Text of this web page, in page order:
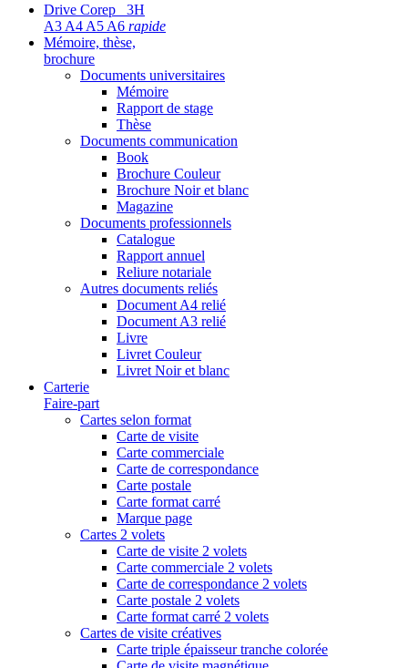
Drive Corep 3H
A3 A4 A5 A6 rapide
Mémoire, thèse,
brochure
Documents universitaires
Mémoire
Rapport de stage
Thèse
Documents communication
Book
Brochure Couleur
Brochure Noir et blanc
Magazine
Documents professionnels
Catalogue
Rapport annuel
Reliure notariale
Autres documents reliés
Document A4 relié
Document A3 relié
Livre
Livret Couleur
Livret Noir et blanc
Carterie
Faire-part
Cartes selon format
Carte de visite
Carte commerciale
Carte de correspondance
Carte postale
Carte format carré
Marque page
Cartes 2 volets
Carte de visite 2 volets
Carte commerciale 2 volets
Carte de correspondance 2 volets
Carte postale 2 volets
Carte format carré 2 volets
Cartes de visite créatives
Carte triple épaisseur tranche colorée